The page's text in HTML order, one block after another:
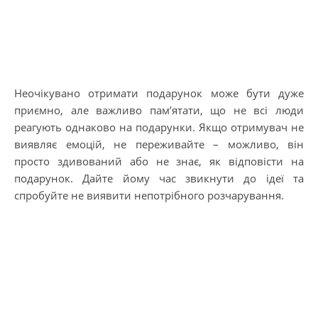
Неочікувано отримати подарунок може бути дуже
приємно, але важливо пам’ятати, що не всі люди
реагують однаково на подарунки. Якщо отримувач не
виявляє емоцій, не переживайте – можливо, він
просто здивований або не знає, як відповісти на
подарунок. Дайте йому час звикнути до ідеї та
спробуйте не виявити непотрібного розчарування.